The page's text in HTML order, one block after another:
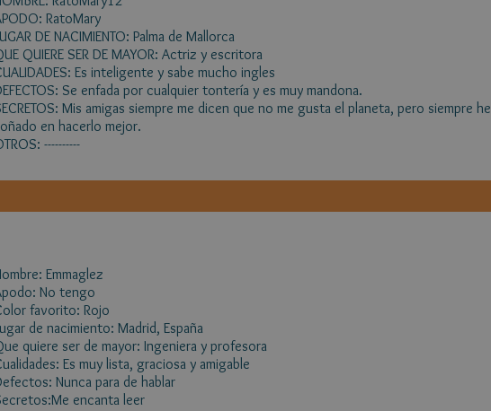
RatoMary
DE NACIMIENTO: Palma de Mallorca
QUIERE SER DE MAYOR: Actriz y escritora
Es inteligente y sabe mucho ingles
Se enfada por cualquier tontería y es muy mandona.
Mis amigas siempre me dicen que no me gusta el planeta, pero siempre he
en hacerlo mejor.
----------
Emmaglez
No tengo
favorito: Rojo
de nacimiento: Madrid, España
quiere ser de mayor: Ingeniera y profesora
Es muy lista, graciosa y amigable
Nunca para de hablar
encanta leer